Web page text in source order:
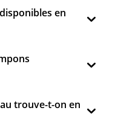
en
trouve-t-on en